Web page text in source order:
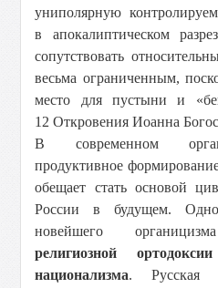
униполярную
в апокалиптическом
сопутствовать
весьма ограниченным,
место для пустыни и
12 Откровения Иоанна
В современном
продуктивное
обещает стать основой
России в будущем.
новейшего
религиозной
национализма. Русская